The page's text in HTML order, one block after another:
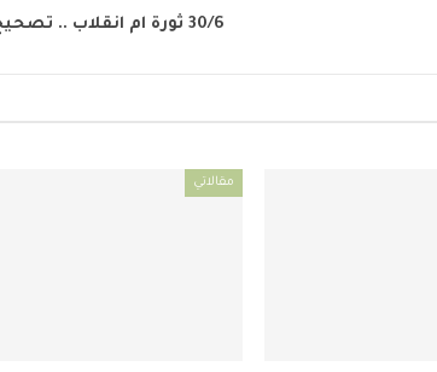
30/6 ثورة ام انقلاب .. تصحيح مسار
مقالاتي